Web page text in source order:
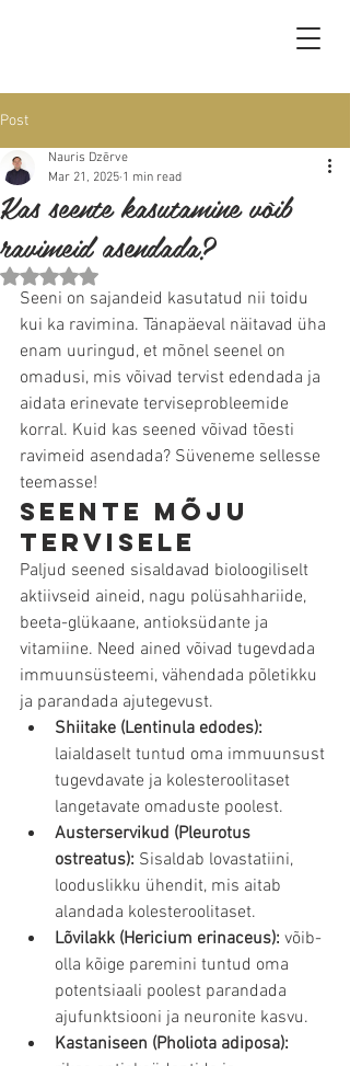
Post
Kas seente kasutamine võib
ravimeid asendada?
Nauris Dzērve
Mar 21, 2025 1 min read
Rated NaN out of 5 stars.
Seeni on sajandeid kasutatud nii toidu
kui ka ravimina. Tänapäeval näitavad üha
enam uuringud, et mõnel seenel on
omadusi, mis võivad tervist edendada ja
aidata erinevate terviseprobleemide
korral. Kuid kas seened võivad tõesti
ravimeid asendada? Süveneme sellesse
teemasse!
Seente mõju
tervisele
Paljud seened sisaldavad bioloogiliselt
aktiivseid aineid, nagu polüsahhariide,
beeta-glükaane, antioksüdante ja
vitamiine. Need ained võivad tugevdada
immuunsüsteemi, vähendada põletikku
ja parandada ajutegevust.
Shiitake (Lentinula edodes):
laialdaselt tuntud oma immuunsust
tugevdavate ja kolesteroolitaset
langetavate omaduste poolest.
Austerservikud (Pleurotus
ostreatus): Sisaldab lovastatiini,
looduslikku ühendit, mis aitab
alandada kolesteroolitaset.
Lõvilakk (Hericium erinaceus): võib-
olla kõige paremini tuntud oma
potentsiaali poolest parandada
ajufunktsiooni ja neuronite kasvu.
Kastaniseen (Pholiota adiposa):